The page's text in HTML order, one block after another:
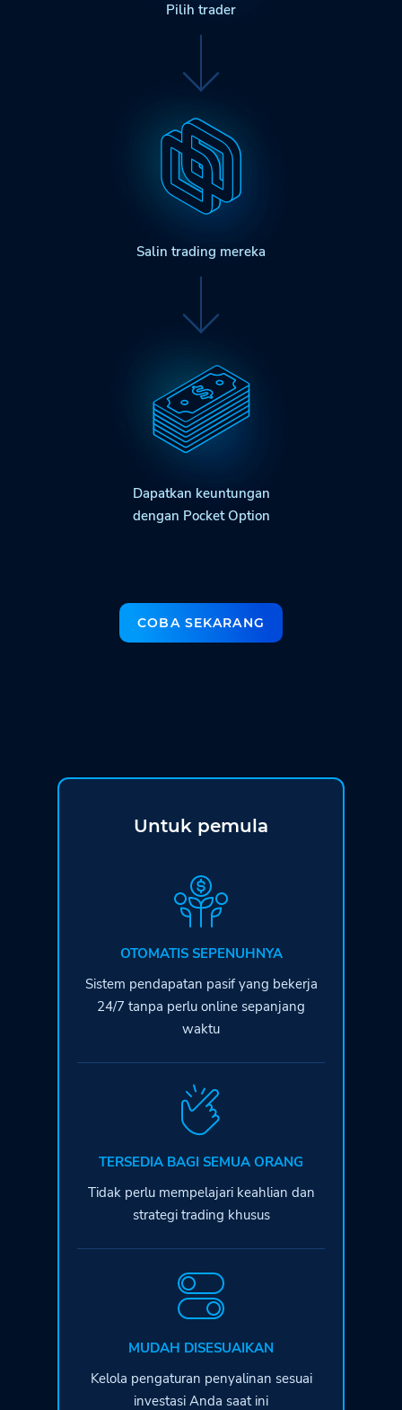
Pilih trader
Salin trading mereka
Dapatkan keuntungan
dengan Pocket Option
COBA SEKARANG
Untuk pemula
OTOMATIS SEPENUHNYA
Sistem pendapatan pasif yang bekerja
24/7 tanpa perlu online sepanjang
waktu
TERSEDIA BAGI SEMUA ORANG
Tidak perlu mempelajari keahlian dan
strategi trading khusus
MUDAH DISESUAIKAN
Kelola pengaturan penyalinan sesuai
investasi Anda saat ini